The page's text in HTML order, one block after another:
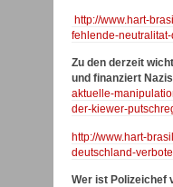
http://www.hart-
fehlende-
Zu den derzeit
und finanziert
aktuelle-
der-kiewer-
http://www.hart-
deutschland-
Wer ist Polizeichef